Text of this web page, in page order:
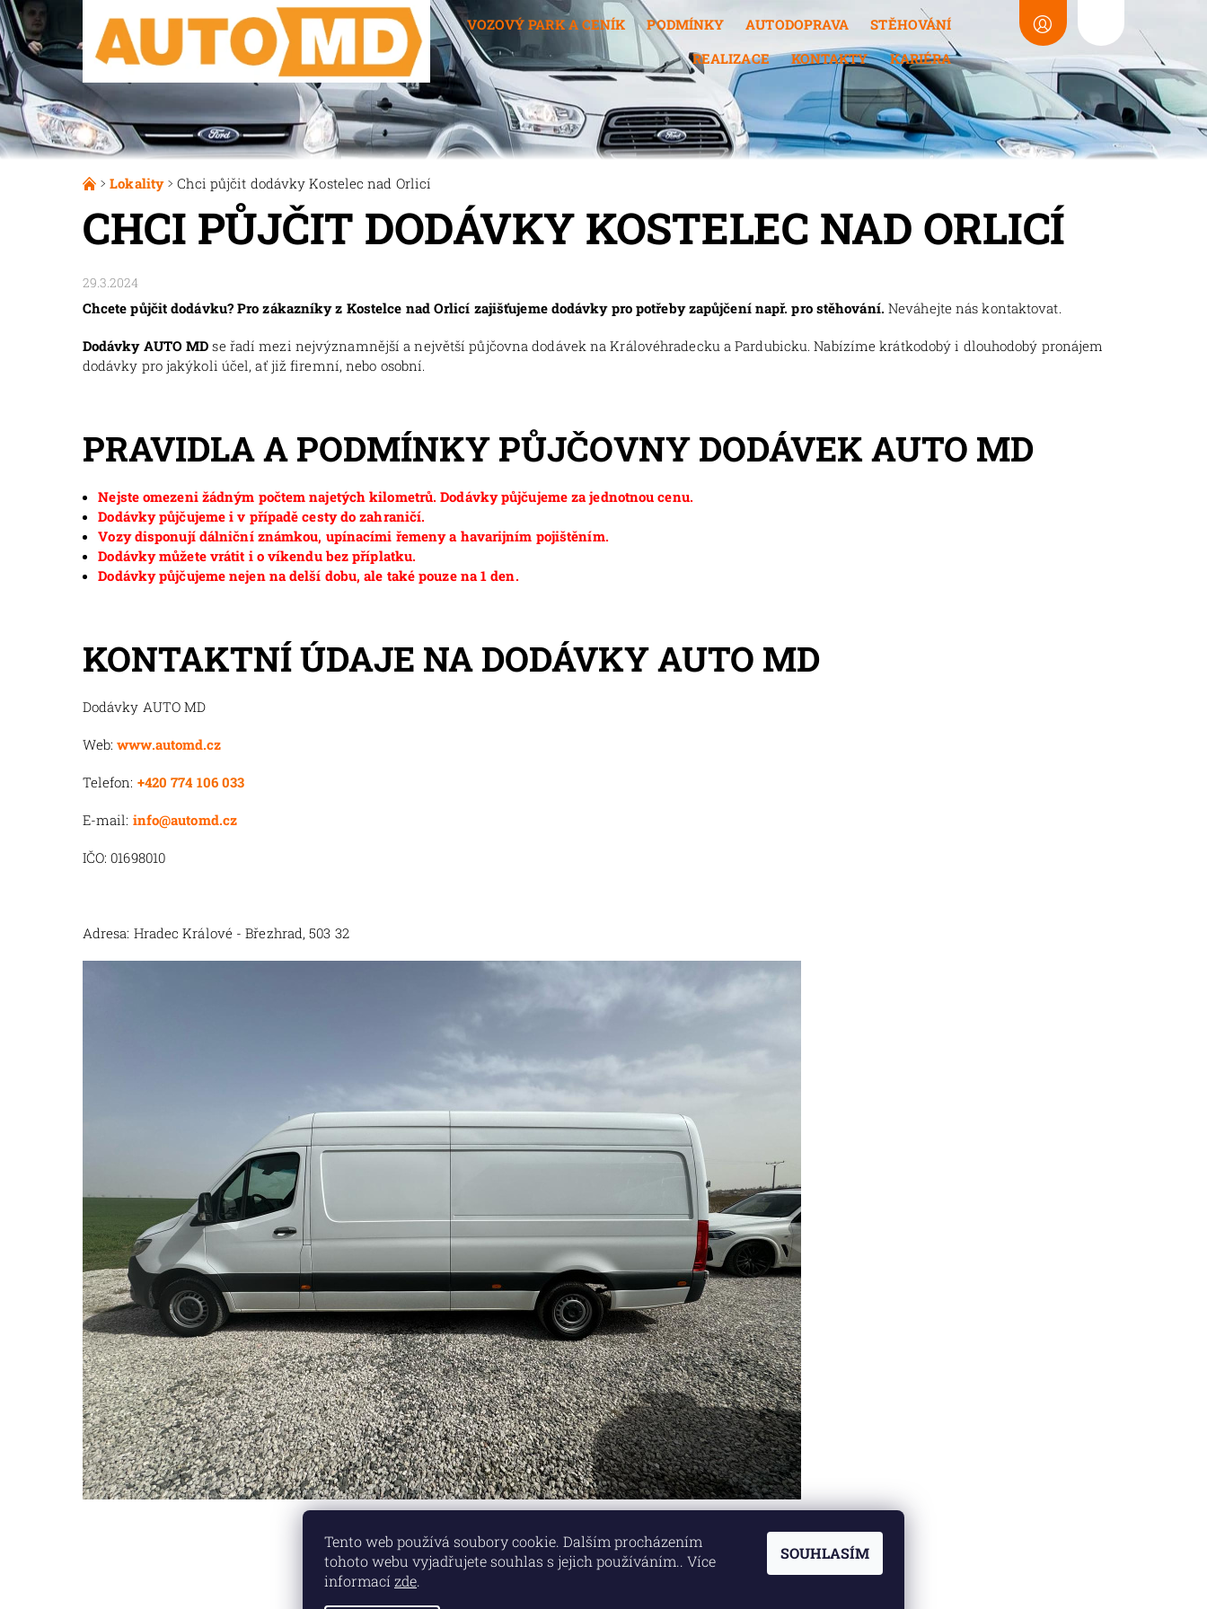
VOZOVÝ PARK A CENÍK PODMÍNKY AUTODOPRAVA
STĚHOVÁNÍ
REALIZACE
KONTAKTY KARIÉRA
Lokality Chci půjčit dodávky Kostelec nad Orlicí
CHCI PŮJČIT DODÁVKY KOSTELEC NAD ORLICÍ
29.3.2024
Chcete půjčit dodávku? Pro zákazníky z Kostelce nad Orlicí zajišťujeme dodávky pro potřeby zapůjčení např. pro stěhování. Neváhejte nás kontaktovat.
Dodávky AUTO MDse řadí mezi nejvýznamnější a největší půjčovna dodávek na Královéhradecku a Pardubicku. Nabízíme krátkodobý i dlouhodobý pronájem
dodávky pro jakýkoli účel, ať již firemní, nebo osobní.
PRAVIDLA A PODMÍNKY PŮJČOVNY DODÁVEK AUTO MD
Nejste omezeni žádným počtem najetých kilometrů. Dodávky půjčujeme za jednotnou cenu.
Dodávky půjčujeme i v případě cesty do zahraničí.
Vozy disponují dálniční známkou, upínacími řemeny a havarijním pojištěním.
Dodávky můžete vrátit i o víkendu bez příplatku.
Dodávky půjčujeme nejen na delší dobu, ale také pouze na 1 den.
KONTAKTNÍ ÚDAJE NA DODÁVKY AUTO MD
Dodávky AUTO MD
Web:www.automd.cz
Telefon: +420 774 106 033
E-mail: info@automd.cz
IČO: 01698010
Adresa: Hradec Králové - Březhrad, 503 32
Lokality | Marketing zajišťuje společnost X-VISION
Tento web používá soubory cookie. Dalším procházením
tohoto webu vyjadřujete souhlas s jejich používáním.. Více
informací zde.
SOUHLASÍM